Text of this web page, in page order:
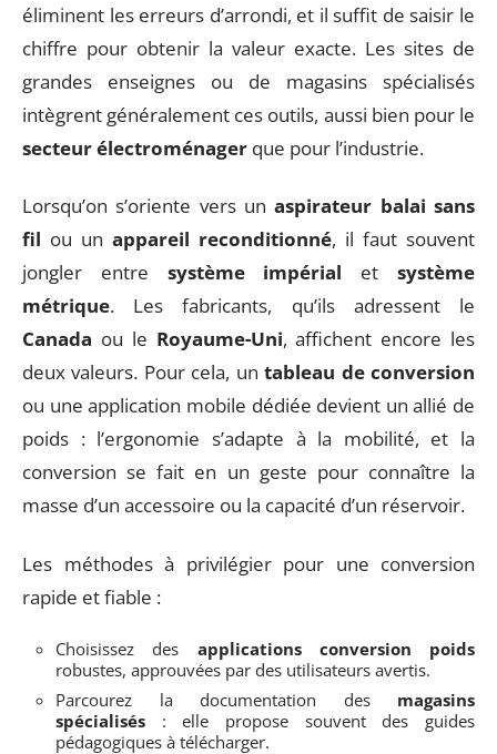
éliminent les erreurs d’arrondi, et il suffit de saisir le
chiffre pour obtenir la valeur exacte. Les sites de
grandes enseignes ou de magasins spécialisés
intègrent généralement ces outils, aussi bien pour le
secteur électroménager que pour l’industrie.
Lorsqu’on s’oriente vers unaspirateur balai sans
fil ou un appareil reconditionné, il faut souvent
jongler entre système impérial etsystème
métrique. Les fabricants, qu’ils adressent le
Canada ou le Royaume-Uni, affichent encore les
deux valeurs. Pour cela, untableau de conversion
ou une application mobile dédiée devient un allié de
poids : l’ergonomie s’adapte à la mobilité, et la
conversion se fait en un geste pour connaître la
masse d’un accessoire ou la capacité d’un réservoir.
Les méthodes à privilégier pour une conversion
rapide et fiable :
Choisissez des applications conversion poids
robustes, approuvées par des utilisateurs avertis.
Parcourez la documentation des magasins
spécialisés : elle propose souvent des guides
pédagogiques à télécharger.